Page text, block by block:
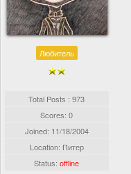
Любитель
Total Posts : 973
Scores: 0
Joined: 11/18/2004
Location: Питер
Status:offline